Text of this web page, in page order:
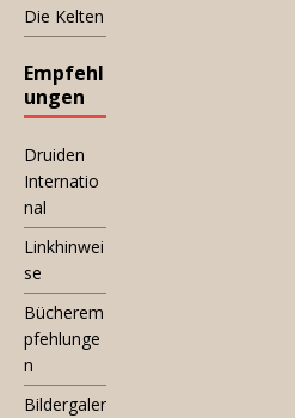
Die Kelten
Empfehl
ungen
Druiden
Internatio
nal
Linkhinwei
se
Bücherem
pfehlunge
n
Bildergaler